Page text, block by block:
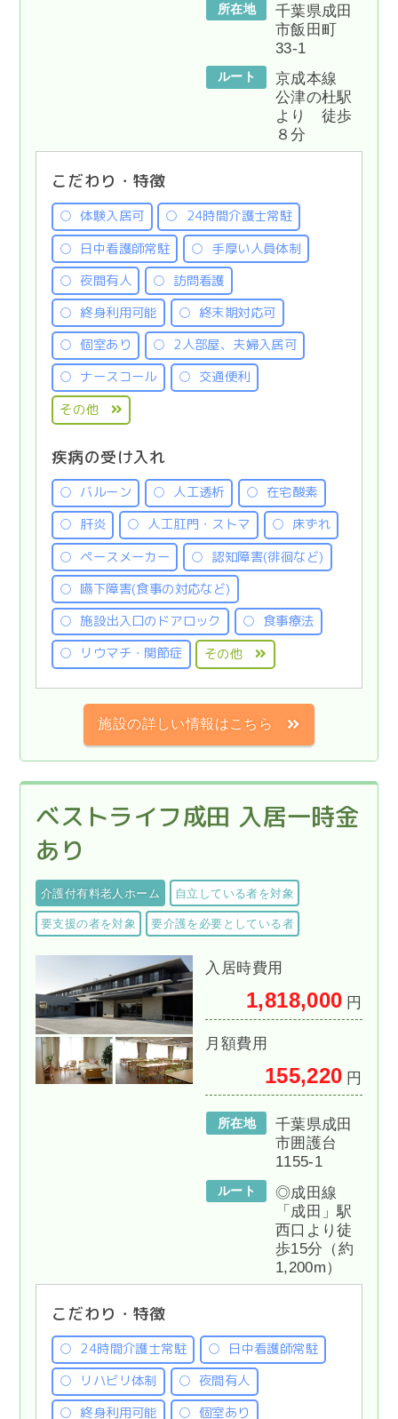
所在地
千葉県成田
市飯田町
33-1
ルート
京成本線
公津の杜駅
より 徒歩
８分
こだわり・特徴
体験入居可
24時間介護士常駐
日中看護師常駐
手厚い人員体制
夜間有人
訪問看護
終身利用可能
終末期対応可
個室あり
2人部屋、夫婦入居可
ナースコール
交通便利
その他
疾病の受け入れ
バルーン 人工透析
在宅酸素
肝炎
人工肛門・ストマ
床ずれ
ペースメーカー
認知障害(徘徊など)
嚥下障害(食事の対応など)
施設出入口のドアロック
食事療法
リウマチ・関節症
その他
施設の詳しい情報はこちら
ベストライフ成田 入居一時金
あり
介護付有料老人ホーム 自立している者を対象
要支援の者を対象 要介護を必要としている者
入居時費用
1,818,000 円
月額費用
155,220 円
所在地
千葉県成田
市囲護台
1155-1
ルート
◎成田線
「成田」駅
西口より徒
歩15分（約
1,200m）
こだわり・特徴
24時間介護士常駐
日中看護師常駐
リハビリ体制
夜間有人
終身利用可能
個室あり